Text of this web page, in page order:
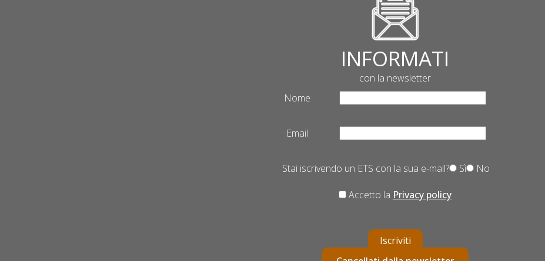
INFORMATI
con la newsletter
Nome
Email
Stai iscrivendo un ETS con la sua e-mail? Sì No
Accetto la Privacy policy
Iscriviti